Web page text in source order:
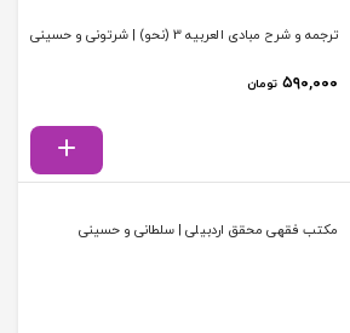
ترجمه و شرح مبادی العربیه 3 (نحو) | شرتونی و حسینی
۵۹۰,۰۰۰ تومان
مکتب فقهی محقق اردبیلی | سلطانی و حسینی